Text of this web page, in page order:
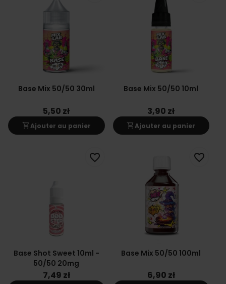
Base Mix 50/50 30ml
5,50 zł
shopping_cartAjouter au panier
Base Mix 50/50 10ml
3,90 zł
shopping_cartAjouter au panier
Base Shot Sweet 10ml -
50/50 20mg
7,49 zł
favorite_border
Base Mix 50/50 100ml
6,90 zł
favorite_border